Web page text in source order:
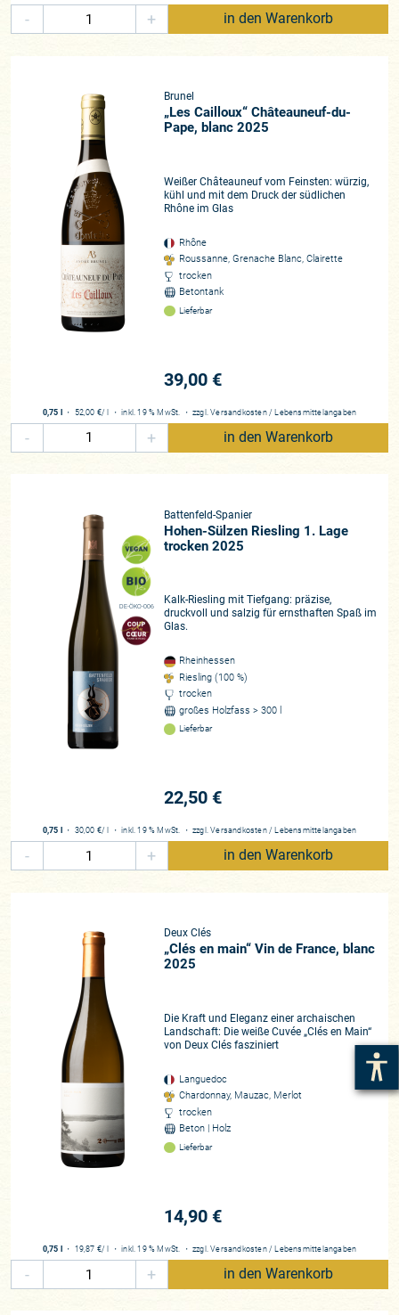
- + in den Warenkorb
Brunel
„Les Cailloux“ Châteauneuf-du-
Pape, blanc 2025
Weißer Châteauneuf vom Feinsten: würzig,
kühl und mit dem Druck der südlichen
Rhône im Glas
Rhône
Roussanne, Grenache Blanc, Clairette
trocken
Betontank
Lieferbar
39,00 €
0,75 l ・ 52,00 €/ l ・inkl. 19 % MwSt. ・ zzgl.Versandkosten / Lebensmittelangaben
- + in den Warenkorb
DE-ÖKO-006
Battenfeld-Spanier
Hohen-Sülzen Riesling 1. Lage
trocken 2025
Kalk-Riesling mit Tiefgang: präzise,
druckvoll und salzig für ernsthaften Spaß im
Glas.
Rheinhessen
Riesling (100 %)
trocken
großes Holzfass > 300 l
Lieferbar
22,50 €
0,75 l ・ 30,00 €/ l ・inkl. 19 % MwSt. ・ zzgl.Versandkosten / Lebensmittelangaben
- + in den Warenkorb
Deux Clés
„Clés en main“ Vin de France, blanc
2025
Die Kraft und Eleganz einer archaischen
Landschaft: Die weiße Cuvée „Clés en Main“
von Deux Clés fasziniert
Languedoc
Chardonnay, Mauzac, Merlot
trocken
Beton | Holz
Lieferbar
14,90 €
0,75 l ・ 19,87 €/ l ・inkl. 19 % MwSt. ・ zzgl.Versandkosten / Lebensmittelangaben
- + in den Warenkorb